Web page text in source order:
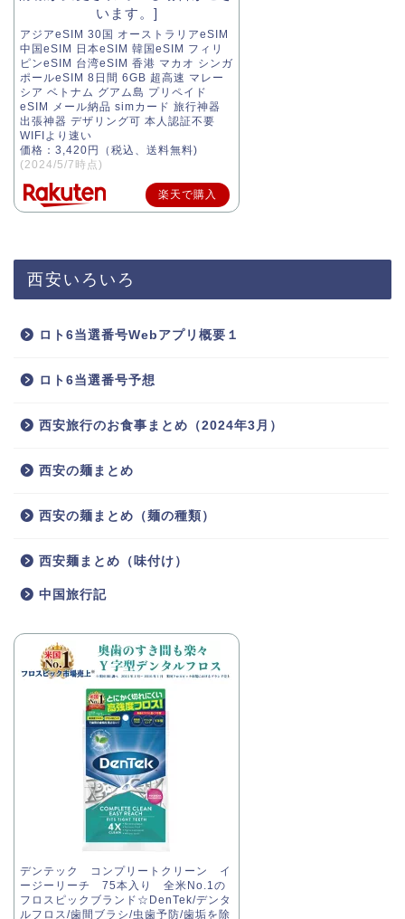
アジアeSIM 30国 オーストラリアeSIM
中国eSIM 日本eSIM 韓国eSIM フィリ
ピンeSIM 台湾eSIM 香港 マカオ シンガ
ポールeSIM 8日間 6GB 超高速 マレー
シア ベトナム グアム島 プリペイド
eSIM メール納品 simカード 旅行神器
出張神器 デザリング可 本人認証不要
WIFIより速い
価格：3,420円（税込、送料無料)
(2024/5/7時点)
楽天で購入
西安いろいろ
ロト6当選番号Webアプリ概要１
ロト6当選番号予想
西安旅行のお食事まとめ（2024年3月）
西安の麺まとめ
西安の麺まとめ（麺の種類）
西安麺まとめ（味付け）
中国旅行記
デンテック コンプリートクリーン イ
ージーリーチ 75本入り 全米No.1の
フロスピックブランド☆DenTek/デンタ
ルフロス/歯間ブラシ/虫歯予防/歯垢を除